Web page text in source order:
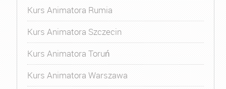
Kurs Animatora Rumia
Kurs Animatora Szczecin
Kurs Animatora Toruń
Kurs Animatora Warszawa